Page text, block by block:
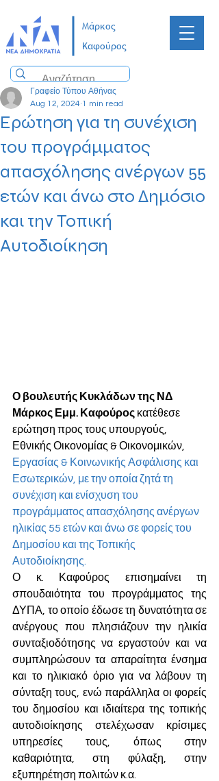
Μάρκος
Καφούρος
Ερώτηση για τη συνέχιση
του προγράμματος
απασχόλησης ανέργων 55
ετών και άνω στο Δημόσιο
και την Τοπική
Αυτοδιοίκηση
Γραφείο Τύπου Αθήνας
Aug 12, 2024 1 min read
Ο βουλευτής Κυκλάδων της ΝΔ
Μάρκος Εμμ. Καφούρος κατέθεσε
ερώτηση προς τους υπουργούς,
Εθνικής Οικονομίας & Οικονομικών,
Εργασίας & Κοινωνικής Ασφάλισης και
Εσωτερικών, με την οποία ζητά τη
συνέχιση και ενίσχυση του
προγράμματος απασχόλησης ανέργων
ηλικίας 55 ετών και άνω σε φορείς του
Δημοσίου και της Τοπικής
Αυτοδιοίκησης.
Ο κ. Καφούρος επισημαίνει τη
σπουδαιότητα του προγράμματος της
ΔΥΠΑ, το οποίο έδωσε τη δυνατότητα σε
ανέργους που πλησιάζουν την ηλικία
συνταξιοδότησης να εργαστούν και να
συμπληρώσουν τα απαραίτητα ένσημα
και το ηλικιακό όριο για να λάβουν τη
σύνταξη τους, ενώ παράλληλα οι φορείς
του δημοσίου και ιδιαίτερα της τοπικής
αυτοδιοίκησης στελέχωσαν κρίσιμες
υπηρεσίες τους, όπως στην
καθαριότητα, στη φύλαξη, στην
εξυπηρέτηση πολιτών κ.α.